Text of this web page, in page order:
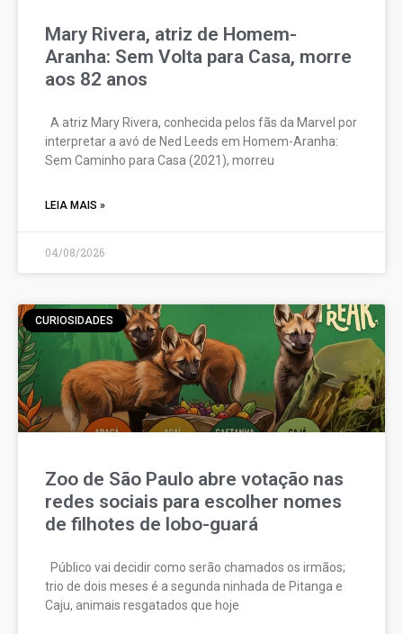
Mary Rivera, atriz de Homem-
Aranha: Sem Volta para Casa, morre
aos 82 anos
A atriz Mary Rivera, conhecida pelos fãs da Marvel por
interpretar a avó de Ned Leeds em Homem-Aranha:
Sem Caminho para Casa (2021), morreu
LEIA MAIS »
04/08/2026
CURIOSIDADES
Zoo de São Paulo abre votação nas
redes sociais para escolher nomes
de filhotes de lobo-guará
Público vai decidir como serão chamados os irmãos;
trio de dois meses é a segunda ninhada de Pitanga e
Caju, animais resgatados que hoje